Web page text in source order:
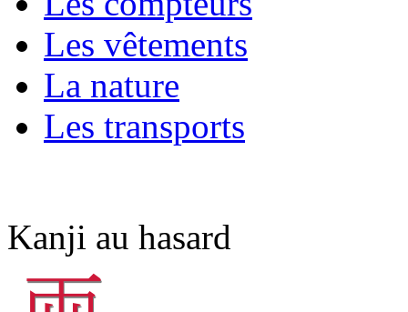
Les vêtements
La nature
Les transports
Kanji au hasard